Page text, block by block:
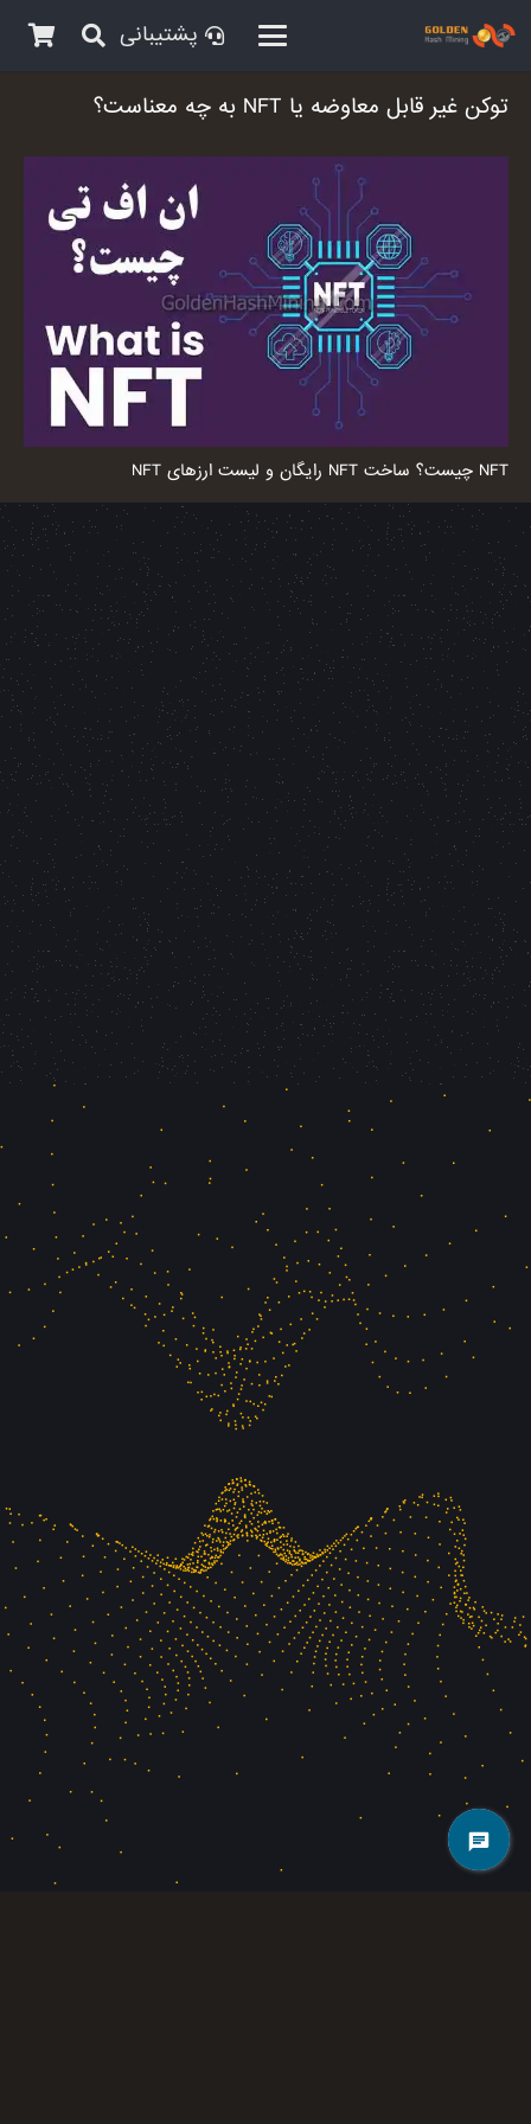
پشتیبانی
توکن غیر قابل معاوضه یا NFT به چه معناست؟
NFT چیست؟ ساخت NFT رایگان و لیست ارزهای NFT